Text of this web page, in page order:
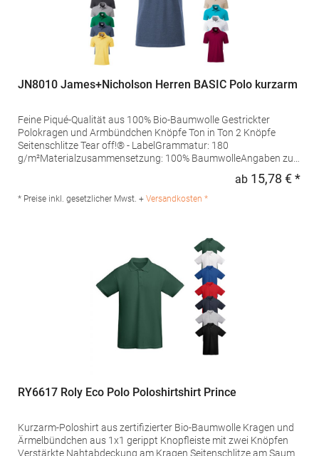
JN8010 James+Nicholson Herren BASIC Polo kurzarm
Feine Piqué-Qualität aus 100% Bio-Baumwolle Gestrickter
Polokragen und Armbündchen Knöpfe Ton in Ton 2 Knöpfe
Seitenschlitze Tear off!® - LabelGrammatur: 180
g/m²Materialzusammensetzung: 100% BaumwolleAngaben zur
GmbH Vor dem Weißen Stein 25-31 72461 Albstadt Deutschland
E-Mail: info@daiber.de
ab 15,78 € *
* Preise inkl. gesetzlicher Mwst. + Versandkosten *
RY6617 Roly Eco Polo Poloshirtshirt Prince
Kurzarm-Poloshirt aus zertifizierter Bio-Baumwolle Kragen und
Ärmelbündchen aus 1x1 gerippt Knopfleiste mit zwei Knöpfen
Verstärkte Nahtabdeckung am Kragen Seitenschlitze am Saum